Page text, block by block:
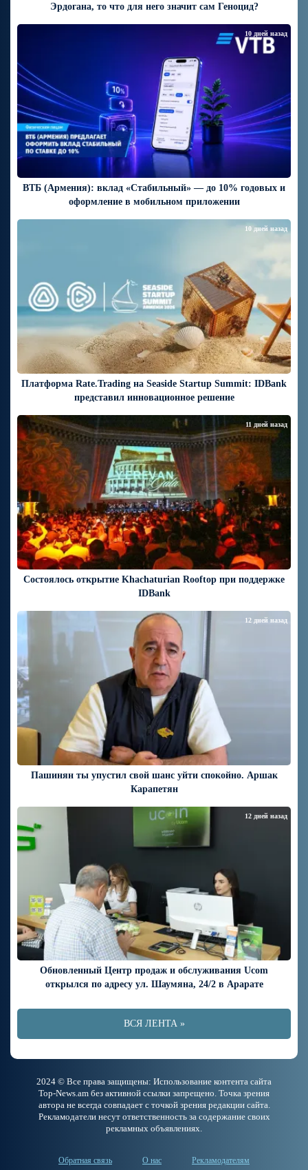
Эрдогана, то что для него значит сам Геноцид?
ВТБ (Армения): вклад «Стабильный» — до 10% годовых и
оформление в мобильном приложении
10 дней назад
Платформа Rate.Trading на Seaside Startup Summit: IDBank
представил инновационное решение
10 дней назад
Состоялось открытие Khachaturian Rooftop при поддержке
IDBank
11 дней назад
Пашинян ты упустил свой шанс уйти спокойно. Аршак
Карапетян
12 дней назад
Обновленный Центр продаж и обслуживания Ucom
открылся по адресу ул. Шаумяна, 24/2 в Арарате
12 дней назад
ВСЯ ЛЕНТА »
2024 © Все права защищены: Использование контента сайта
Top-News.am без активной ссылки запрещено. Точка зрения
автора не всегда совпадает с точкой зрения редакции сайта.
Рекламодатели несут ответственность за содержание своих
рекламных объявлениях.
Обратная связь О нас Рекламодателям